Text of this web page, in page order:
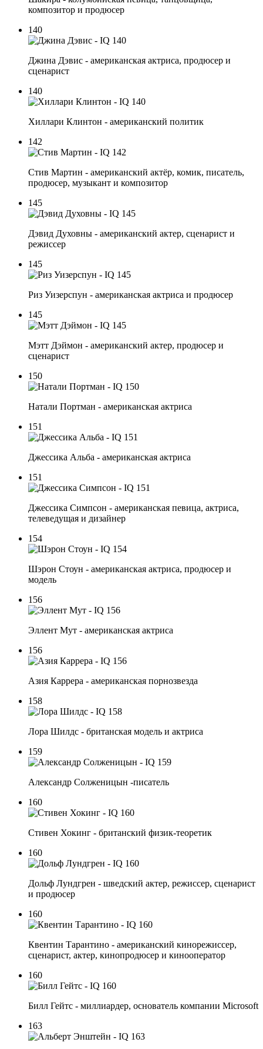
композитор и продюсер
140
Джина Дэвис - американская актриса, продюсер и
сценарист
140
Хиллари Клинтон - американский политик
142
Стив Мартин - американский актёр, комик, писатель,
продюсер, музыкант и композитор
145
Дэвид Духовны - американский актер, сценарист и
режиссер
145
Риз Уизерспун - американская актриса и продюсер
145
Мэтт Дэймон - американский актер, продюсер и
сценарист
150
Натали Портман - американская актриса
151
Джессика Альба - американская актриса
151
Джессика Симпсон - американская певица, актриса,
телеведущая и дизайнер
154
Шэрон Стоун - американская актриса, продюсер и
модель
156
Эллент Мут - американская актриса
156
Азия Каррера - американская порнозвезда
158
Лора Шилдс - британская модель и актриса
159
Александр Солженицын -писатель
160
Стивен Хокинг - британский физик-теоретик
160
Дольф Лундгрен - шведский актер, режиссер, сценарист
и продюсер
160
Квентин Тарантино - американский кинорежиссер,
сценарист, актер, кинопродюсер и кинооператор
160
Билл Гейтс - миллиардер, основатель компании Microsoft
163